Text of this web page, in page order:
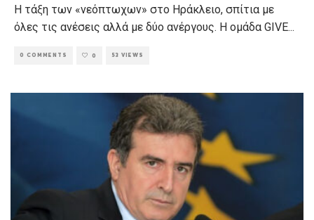
Η τάξη των «νεόπτωχων» στο Ηράκλειο, σπίτια με
όλες τις ανέσεις αλλά με δύο ανέργους. Η ομάδα GIVE...
0 COMMENTS 0 53 VIEWS